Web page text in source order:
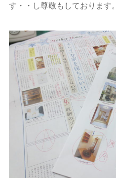
す・・し尊敬もしております。